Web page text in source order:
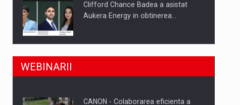
preiau compania intr-o tranzactie de peste 25…
Clifford Chance Badea a asistat
Aukera Energy in obtinerea…
SAPTE PERSONALITATI DIN MEDIUL
WEBINARII
CANON - Colaborarea eficienta a